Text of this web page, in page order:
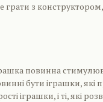
грати з
повинна
бути іграшки, які
іграшки, і ті, які